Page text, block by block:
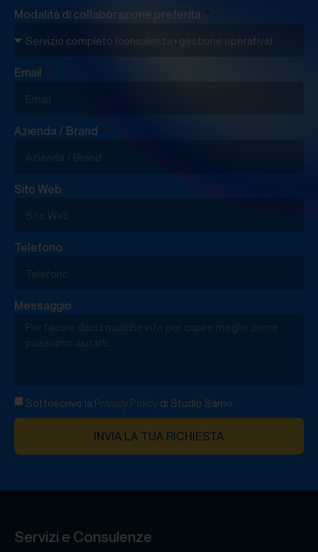
Modalità di collaborazione preferita
Email
Azienda / Brand
Sito Web
Telefono
Messaggio
Sottoscrivo la Privacy Policy di Studio Samo.
INVIA LA TUA RICHIESTA
Servizi e Consulenze